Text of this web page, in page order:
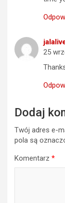
25
Dodaj
Twój adres e-
pola są
Komentarz *